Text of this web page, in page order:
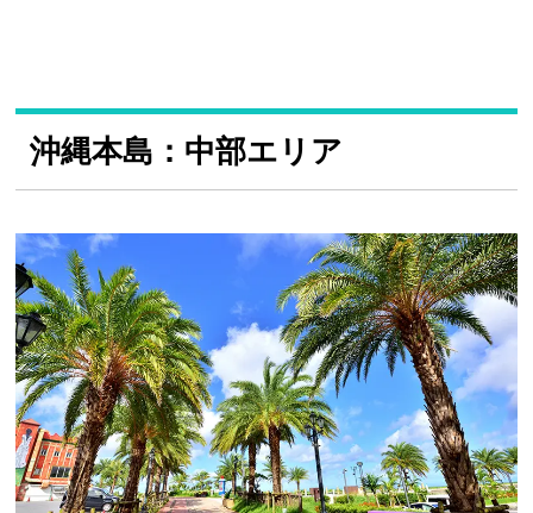
沖縄本島：中部エリア